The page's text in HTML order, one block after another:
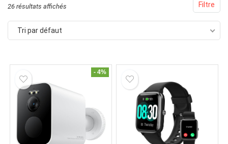
Filtre
26 résultats affichés
Tri par défaut
- 4%